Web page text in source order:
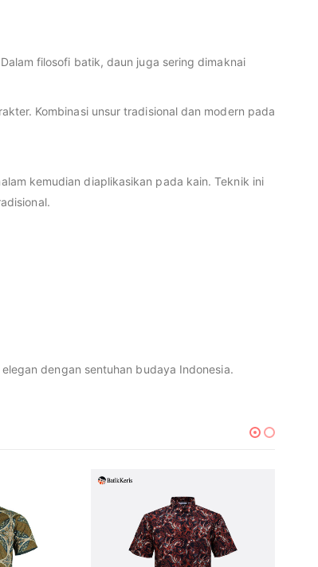
filosofi batik, daun juga sering dimaknai
Kombinasi unsur tradisional dan modern pada
kemudian diaplikasikan pada kain. Teknik ini
dengan sentuhan budaya Indonesia.